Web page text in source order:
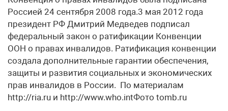
Россией 24 сентября 2008 года.3 мая 2012 года
президент РФ Дмитрий Медведев подписал
федеральный закон о ратификации Конвенции
ООН о правах инвалидов. Ратификация конвенции
создала дополнительные гарантии обеспечения,
защиты и развития социальных и экономических
прав инвалидов в России. По материалам
http://ria.ru и http://www.who.intФото tomb.ru